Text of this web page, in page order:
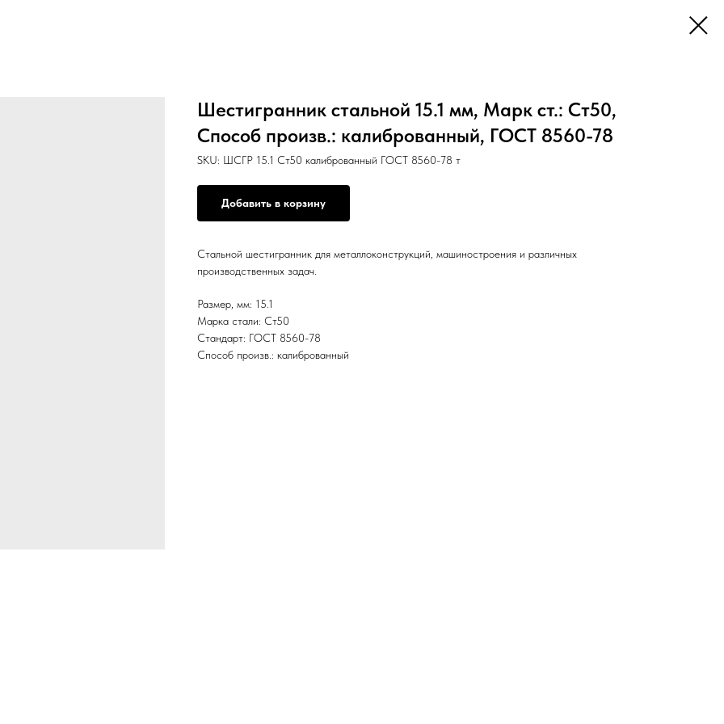
Шестигранник стальной 15.1 мм, Марк ст.: Ст50,
Способ произв.: калиброванный, ГОСТ 8560-78
SKU: ШСГР 15.1 Ст50 калиброванный ГОСТ 8560-78 т
Добавить в корзину
Стальной шестигранник для металлоконструкций, машиностроения и различных
производственных задач.
Размер, мм: 15.1
Марка стали: Ст50
Стандарт: ГОСТ 8560-78
Способ произв.: калиброванный